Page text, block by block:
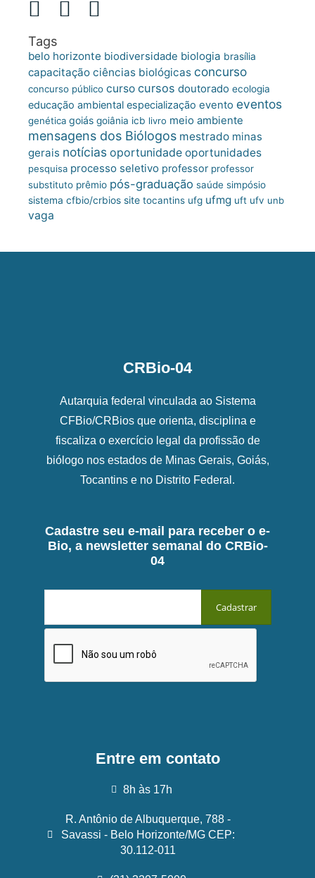
Tags
belo horizonte biodiversidade biologia brasília
capacitação ciências biológicas concurso
concurso público curso cursos doutorado ecologia
educação ambiental especialização evento eventos
genética goiás goiânia icb livro meio ambiente
mensagens dos Biólogos mestrado minas
gerais notícias oportunidade oportunidades
pesquisa processo seletivo professor professor
substituto prêmio pós-graduação saúde simpósio
sistema cfbio/crbios site tocantins ufg ufmg uft ufv unb
vaga
CRBio-04
Autarquia federal vinculada ao Sistema
CFBio/CRBios que orienta, disciplina e
fiscaliza o exercício legal da profissão de
biólogo nos estados de Minas Gerais, Goiás,
Tocantins e no Distrito Federal.
Cadastre seu e-mail para receber o e-
Bio, a newsletter semanal do CRBio-
04
Entre em contato
8h às 17h
R. Antônio de Albuquerque, 788 -
Savassi - Belo Horizonte/MG CEP:
30.112-011